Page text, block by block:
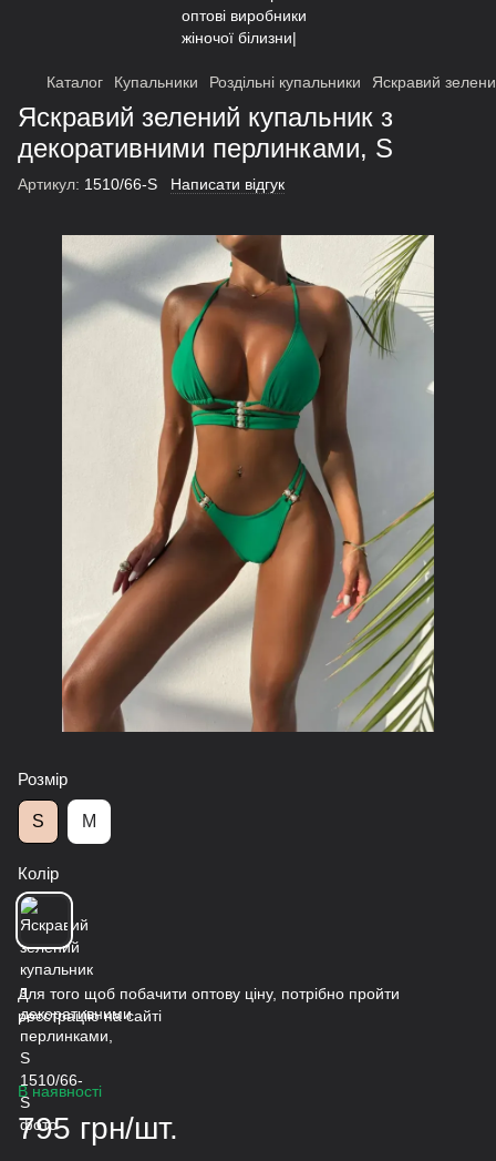
Каталог Купальники Роздільні купальники Яскравий
Яскравий зелений купальник з
декоративними перлинками, S
Артикул: 1510/66-S Написати відгук
Розмір
S M
Колір
Для того щоб побачити оптову ціну, потрібно пройти
реєстрацію на сайті
В наявності
795 грн/шт.